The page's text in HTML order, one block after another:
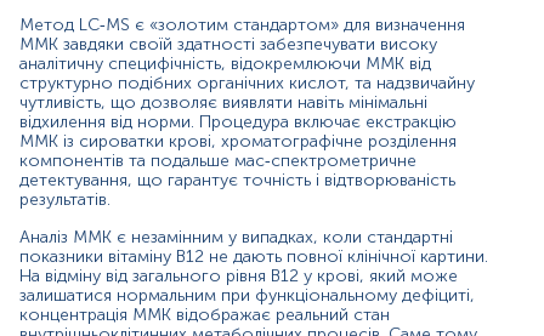
Показання до призначення аналізу
Підозра на дефіцит вітаміну B12, особливо при
пограничних значеннях у сироватці.
Оцінка нез’ясованої анемії, зокрема
макроцитарної.
Діагностика неврологічних симптомів
незрозумілого походження.
Моніторинг пацієнтів із порушеннями
всмоктування поживних речовин.
Диференціальна діагностика метаболічного
ацидозу у дітей раннього віку.
Скринінг спадкових порушень метаболізму,
включно з метилмалоновою ацидемією.
Контроль ефективності терапії вітаміном B12.
Метод LC‑MS є «золотим стандартом» для визначення
ММК завдяки своїй здатності забезпечувати високу
аналітичну специфічність, відокремлюючи ММК від
структурно подібних органічних кислот, та надзвичайну
чутливість, що дозволяє виявляти навіть мінімальні
відхилення від норми. Процедура включає екстракцію
ММК із сироватки крові, хроматографічне розділення
компонентів та подальше мас‑спектрометричне
детектування, що гарантує точність і відтворюваність
результатів.
Аналіз ММК є незамінним у випадках, коли стандартні
показники вітаміну B12 не дають повної клінічної картини.
На відміну від загального рівня B12 у крові, який може
залишатися нормальним при функціональному дефіциті,
концентрація ММК відображає реальний стан